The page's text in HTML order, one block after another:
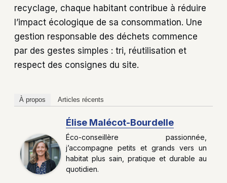
recyclage, chaque habitant contribue à réduire
l’impact écologique de sa consommation. Une
gestion responsable des déchets commence
par des gestes simples : tri, réutilisation et
respect des consignes du site.
À propos Articles récents
Élise Malécot-Bourdelle
Éco-conseillère passionnée,
j’accompagne petits et grands vers un
habitat plus sain, pratique et durable au
quotidien.